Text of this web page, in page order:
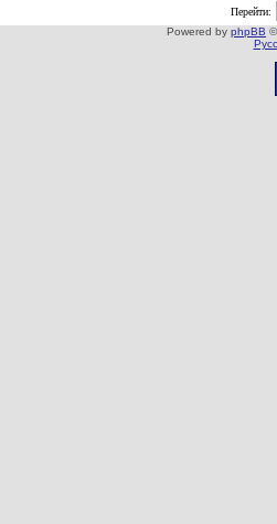
Перейти:
Powered by phpBB